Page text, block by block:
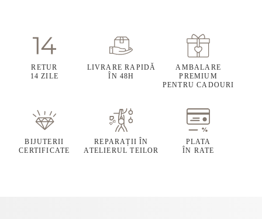
RETUR
14 ZILE
LIVRARE RAPIDĂ
ÎN 48H
AMBALARE
PREMIUM
PENTRU CADOURI
BIJUTERII
CERTIFICATE
REPARAȚII ÎN
ATELIERUL TEILOR
PLATA
ÎN RATE